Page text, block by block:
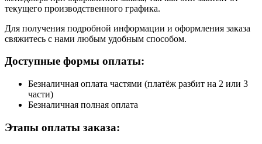
текущего производственного графика.
Для получения подробной информации и оформления заказа
свяжитесь с нами любым удобным способом.
Доступные формы оплаты:
Безналичная оплата частями (платёж разбит на 2 или 3
части)
Безналичная полная оплата
Этапы оплаты заказа: